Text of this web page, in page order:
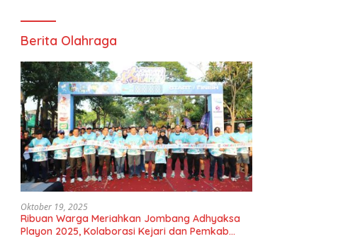
Berita Olahraga
Oktober 19, 2025
Ribuan Warga Meriahkan Jombang Adhyaksa
Playon 2025, Kolaborasi Kejari dan Pemkab